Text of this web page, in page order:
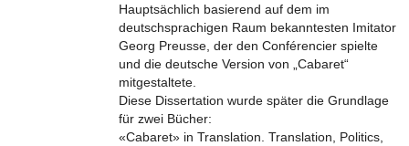
Hauptsächlich basierend auf dem im
deutschsprachigen Raum bekanntesten Imitator
Georg Preusse, der den Conférencier spielte
und die deutsche Version von „Cabaret“
mitgestaltete.
Diese Dissertation wurde später die Grundlage
für zwei Bücher:
«Cabaret» in Translation. Translation, Politics,